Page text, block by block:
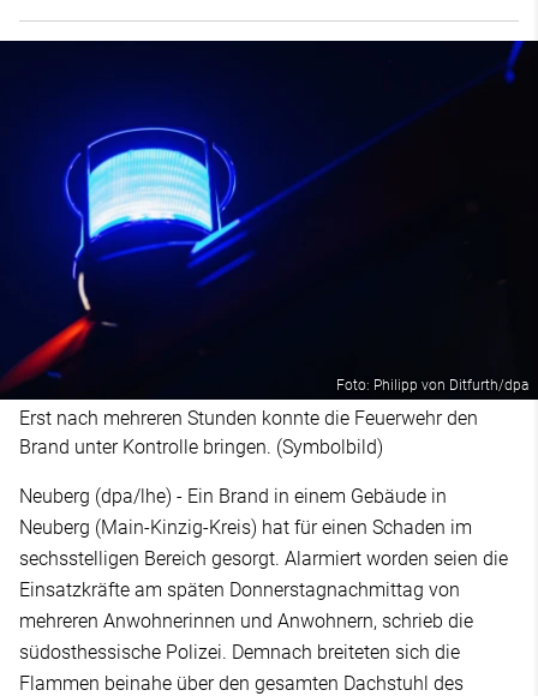
Foto: Philipp von Ditfurth/dpa
Erst nach mehreren Stunden konnte die Feuerwehr den
Brand unter Kontrolle bringen. (Symbolbild)
Neuberg (dpa/lhe) - Ein Brand in einem Gebäude in
Neuberg (Main-Kinzig-Kreis) hat für einen Schaden im
sechsstelligen Bereich gesorgt. Alarmiert worden seien die
Einsatzkräfte am späten Donnerstagnachmittag von
mehreren Anwohnerinnen und Anwohnern, schrieb die
südosthessische Polizei. Demnach breiteten sich die
Flammen beinahe über den gesamten Dachstuhl des